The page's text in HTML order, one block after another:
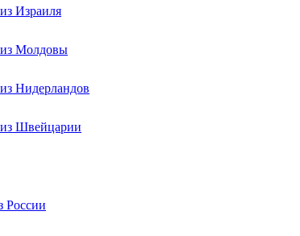
Израиля
Молдовы
Нидерландов
Швейцарии
России